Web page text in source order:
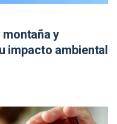
y
impacto ambiental